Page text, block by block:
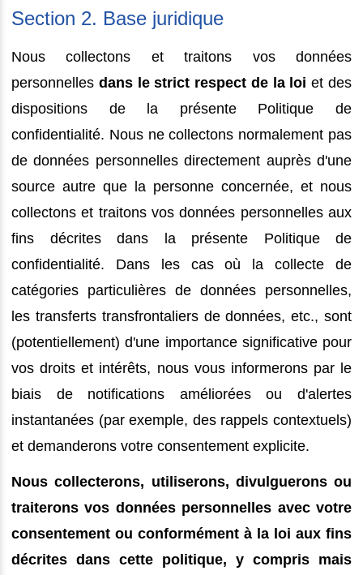
Section 2. Base juridique
Nous collectons et traitons vos données
personnelles dans le strict respect de la loi et des
dispositions de la présente Politique de
confidentialité. Nous ne collectons normalement pas
de données personnelles directement auprès d'une
source autre que la personne concernée, et nous
collectons et traitons vos données personnelles aux
fins décrites dans la présente Politique de
confidentialité. Dans les cas où la collecte de
catégories particulières de données personnelles,
les transferts transfrontaliers de données, etc., sont
(potentiellement) d'une importance significative pour
vos droits et intérêts, nous vous informerons par le
biais de notifications améliorées ou d'alertes
instantanées (par exemple, des rappels contextuels)
et demanderons votre consentement explicite.
Nous collecterons, utiliserons, divulguerons ou
traiterons vos données personnelles avec votre
consentement ou conformément à la loi aux fins
décrites dans cette politique, y compris mais